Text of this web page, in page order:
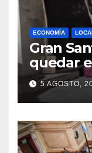
ECONOMÍA
Gran
quedar
regiones
del país
5 AGOSTO,